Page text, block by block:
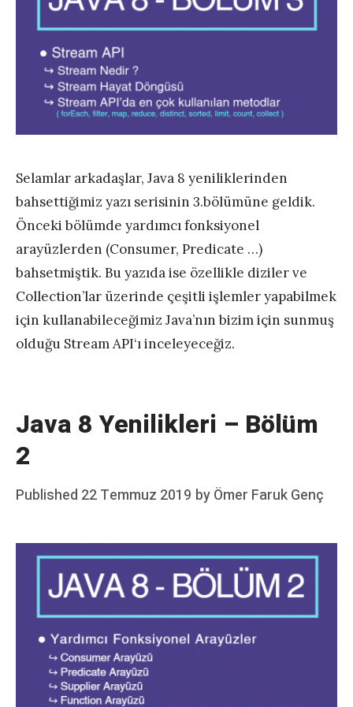
Selamlar arkadaşlar, Java 8 yeniliklerinden
bahsettiğimiz yazı serisinin 3.bölümüne geldik.
Önceki bölümde yardımcı fonksiyonel
arayüzlerden (Consumer, Predicate …)
bahsetmiştik. Bu yazıda ise özellikle diziler ve
Collection’lar üzerinde çeşitli işlemler yapabilmek
için kullanabileceğimiz Java’nın bizim için sunmuş
olduğu Stream API‘ı inceleyeceğiz.
Java 8 Yenilikleri – Bölüm
2
Posted
Published 22 Temmuz 2019 byÖmer Faruk Genç